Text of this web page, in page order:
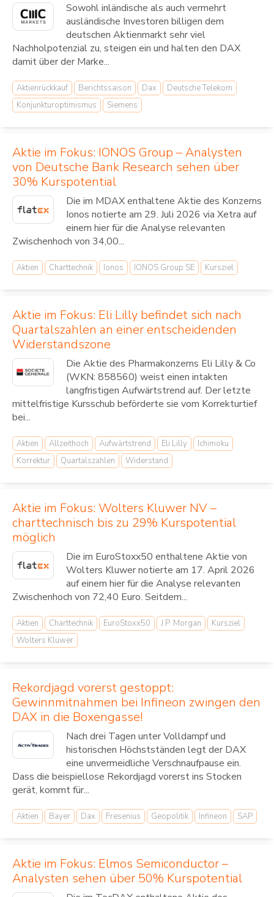
Sowohl inländische als auch vermehrt
ausländische Investoren billigen dem
deutschen Aktienmarkt sehr viel
Nachholpotenzial zu, steigen ein und halten den DAX
damit über der Marke...
Aktienrückkauf Berichtssaison Dax
Deutsche Telekom
Konjunkturoptimismus
Siemens
Aktie im Fokus: IONOS Group – Analysten
von Deutsche Bank Research sehen über
30% Kurspotential
Die im MDAX enthaltene Aktie des Konzerns
Ionos notierte am 29. Juli 2026 via Xetra auf
einem hier für die Analyse relevanten
Zwischenhoch von 34,00...
Aktien Charttechnik Ionos IONOS Group SE Kursziel
Aktie im Fokus: Eli Lilly befindet sich nach
Quartalszahlen an einer entscheidenden
Widerstandszone
Die Aktie des Pharmakonzerns Eli Lilly & Co
(WKN: 858560) weist einen intakten
langfristigen Aufwärtstrend auf. Der letzte
mittelfristige Kursschub beförderte sie vom Korrekturtief
bei...
Aktien Allzeithoch Aufwärtstrend Eli Lilly
Ichimoku
Korrektur
Quartalszahlen Widerstand
Aktie im Fokus: Wolters Kluwer NV –
charttechnisch bis zu 29% Kurspotential
möglich
Die im EuroStoxx50 enthaltene Aktie von
Wolters Kluwer notierte am 17. April 2026
auf einem hier für die Analyse relevanten
Zwischenhoch von 72,40 Euro. Seitdem...
Aktien Charttechnik EuroStoxx50 J.P. Morgan
Kursziel
Wolters Kluwer
Rekordjagd vorerst gestoppt:
Gewinnmitnahmen bei Infineon zwingen den
DAX in die Boxengasse!
Nach drei Tagen unter Volldampf und
historischen Höchstständen legt der DAX
eine unvermeidliche Verschnaufpause ein.
Dass die beispiellose Rekordjagd vorerst ins Stocken
gerät, kommt für...
Aktien Bayer Dax Fresenius Geopolitik Infineon SAP
Aktie im Fokus: Elmos Semiconductor –
Analysten sehen über 50% Kurspotential